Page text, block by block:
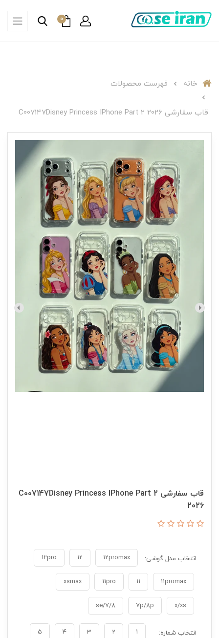
0
خانه فهرست محصولات
قاب سفارشی C007147Disney Princess IPhone Part 2 2026
قاب سفارشی C007147Disney Princess IPhone Part 2
2026
انتخاب مدل گوشی: 12promax
12
12pro
11promax
11
11pro
xsmax
x/xs
7p/8p
7/8/se
انتخاب شماره: 1
2
3
4
5